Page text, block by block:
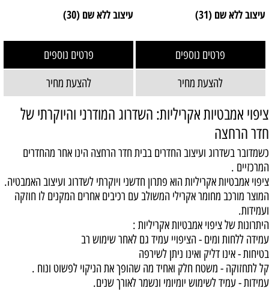
עיצוב ללא שם (31)
פרטים נוספים
להצעת מחיר
עיצוב ללא שם (30)
פרטים נוספים
להצעת מחיר
ציפוי אמבטיות אקריליות: השדרוג המודרני והיוקרתי של
חדר הרחצה
כשמדובר בשדרוג ועיצוב החדרים בבית חדר הרחצה הינו אחר מהחדרים
המרכזיים .
ציפוי אמבטיות אקריליות הוא פתרון חדשני ויוקרתי לשדרוג ועיצוב האמבטיה.
המוצר מורכב מחומר אקרילי המשולב עם רכיבים אחרים המקנים לו חוזקה
ועמידות.
היתרונות של ציפוי אמבטיות אקריליות :
עמידה ללחות ומים - הציפויי עמיד גם לאחר שימוש רב
בטיחות - אינו דליק ואינו ניתן לשירפה
קל לתחזוקה - משטח חלק ואחיד מה שהופך את הניקוי לפשוט ונוח .
עמידות - עמיד לשימוש יומיומי ונשמר לאורך שנים.